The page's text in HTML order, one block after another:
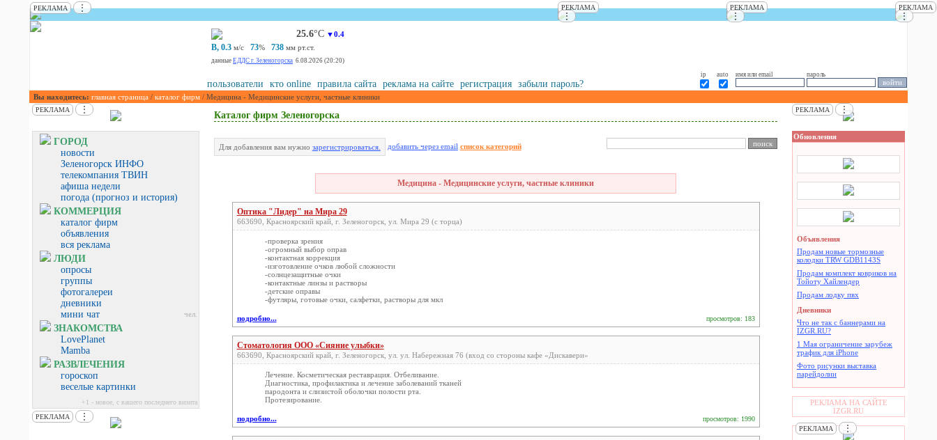
РЕКЛАМА ⋮ РЕКЛАМА
⋮
РЕКЛАМА
⋮
РЕКЛАМА
⋮
25.6°С ▼0.4
В, 0.3 м/с 73% 738 мм рт.ст.
данные ЕДДС г. Зеленогорска 6.08.2026 (20:20)
пользователи кто online правила сайта реклама на сайте регистрация забыли пароль?
ip auto имя или email пароль
Вы находитесь: главная страница / каталог фирм / Медицина - Медицинские услуги, частные клиники
РЕКЛАМА ⋮
ГОРОД
новости
Зеленогорск ИНФО
телекомпания ТВИН
афиша недели
погода (прогноз и история)
КОММЕРЦИЯ
каталог фирм
объявления
вся реклама
ЛЮДИ
опросы
группы
фотогалереи
дневники
мини чат
чел.
ЗНАКОМСТВА
LovePlanet
Mamba
РАЗВЛЕЧЕНИЯ
гороскоп
веселые картинки
+1 - новое, с вашего последнего визита
РЕКЛАМА
⋮
Каталог фирм Зеленогорска
Для добавления вам нужно зарегистрироваться. добавить через email список категорий
Медицина - Медицинские услуги, частные клиники
Оптика "Лидер" на Мира 29
663690, Красноярский край, г. Зеленогорск, ул. Мира 29 (с торца)
-проверка зрения
-огромный выбор оправ
-контактная коррекция
-изготовление очков любой сложности
-солнцезащитные очки
-контактные линзы и растворы
-детские оправы
-футляры, готовые очки, салфетки, растворы для мкл
подробно... просмотров: 183
Стоматология ООО «Сияние улыбки»
663690, Красноярский край, г. Зеленогорск, ул. ул. Набережная 76 (вход со стороны кафе «Дискавери»
Лечение. Косметическая реставрация. Отбеливание.
Диагностика, профилактика и лечение заболеваний тканей
пародонта и слизистой оболочки полости рта.
Протезирование.
подробно... просмотров: 1990
РЕКЛАМА ⋮
Обновления
Объявления
Продам новые тормозные
колодки TRW GDB1143S
Продам комплект ковриков на
Тойоту Хайлендер
Продам лодку пвх
Дневники
Что не так с баннерами на
IZGR.RU?
1 Мая ограничение зарубеж
трафик для iPhone
Фото рисунки выставка
парейдолии
РЕКЛАМА НА САЙТЕ
IZGR.RU
РЕКЛАМА ⋮